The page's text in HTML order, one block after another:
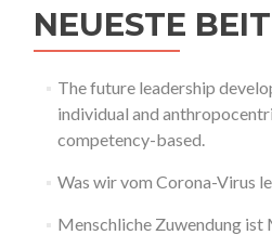
NEUESTE
The future leadership
individual and
competency-based.
Was wir vom Corona-Virus
Menschliche Zuwendung ist